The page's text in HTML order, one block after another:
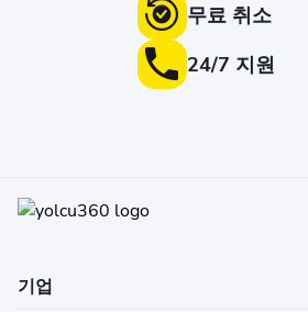
무료 취소
24/7 지원
기업